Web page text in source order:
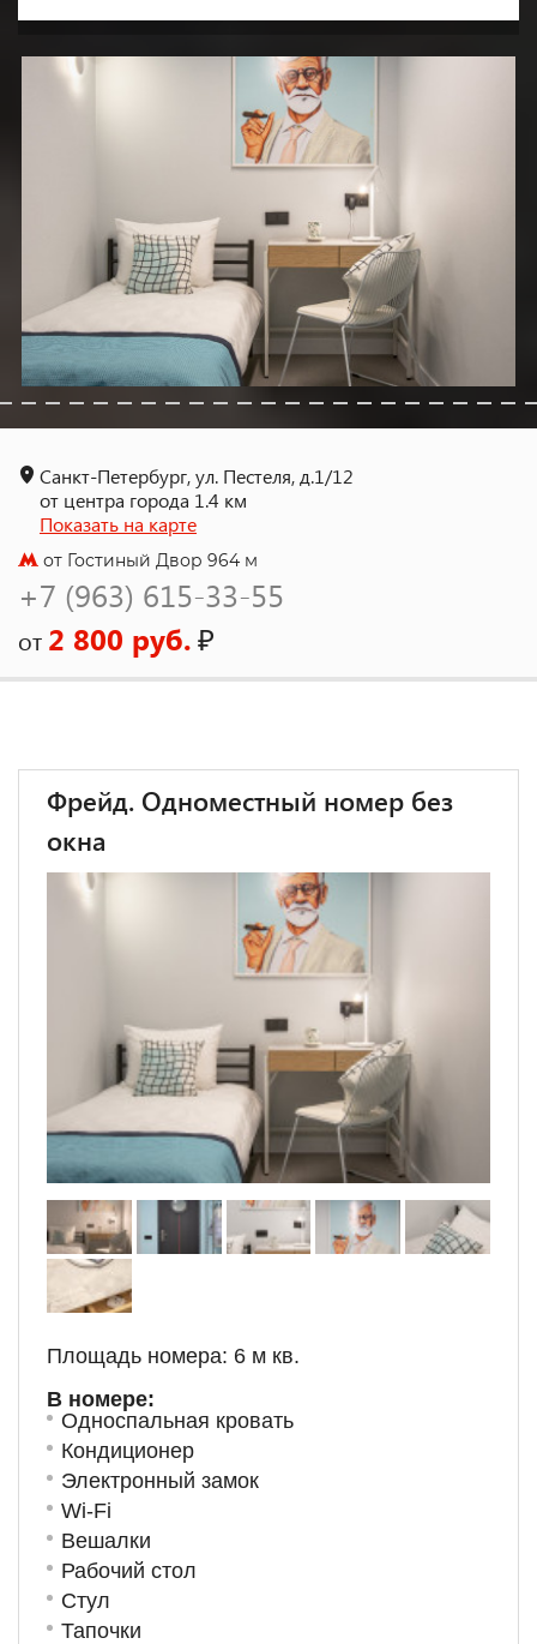
Санкт-Петербург, ул. Пестеля, д.1/12
от центра города 1.4 км
Показать на карте
от Гостиный Двор 964 м
+7 (963) 615-33-55
от 2 800 руб.₽
Фрейд. Одноместный номер без
окна
Площадь номера: 6 м кв.
В номере:
Односпальная кровать
Кондиционер
Электронный замок
Wi-Fi
Вешалки
Рабочий стол
Стул
Тапочки